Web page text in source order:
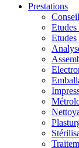
Prestations
Conseil
Etudes